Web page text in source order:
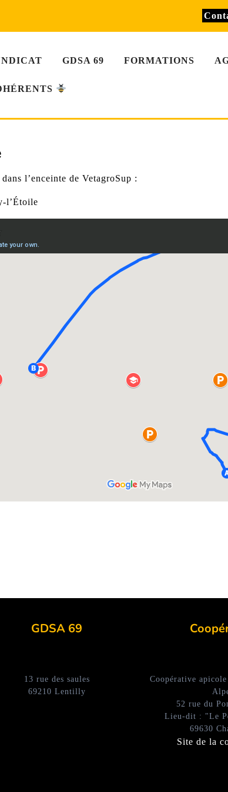
GDSA 69 FORMATIONS
l’enceinte de VetagroSup :
l’Étoile
GDSA 69
13 rue des saules
69210 Lentilly
Coopérative
52 rue du
Lieu-dit : "Le
69630
Site de la